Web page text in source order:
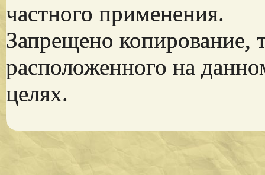
частного применения.
Запрещено копирование,
расположенного на
целях.